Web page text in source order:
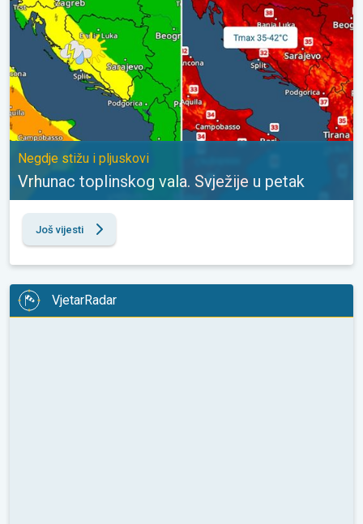
Negdje stižu i pljuskovi
Vrhunac toplinskog vala. Svježije u petak
Još vijesti
VjetarRadar